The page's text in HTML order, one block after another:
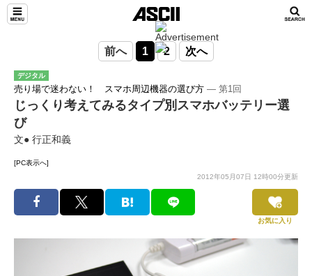
前へ 1 2 次へ
デジタル
売り場で迷わない！ スマホ周辺機器の選び方 ― 第1回
じっくり考えてみるタイプ別スマホバッテリー選
び
文● 行正和義
[PC表示へ]
2012年05月07日 12時00分更新
お気に入り